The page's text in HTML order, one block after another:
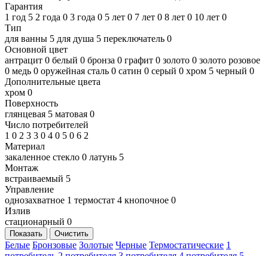
Гарантия
1 год 5 2 года 0 3 года 0 5 лет 0 7 лет 0 8 лет 0 10 лет 0
Тип
для ванны 5 для душа 5 переключатель 0
Основной цвет
антрацит 0 белый 0 бронза 0 графит 0 золото 0 золото розовое
0 медь 0 оружейная сталь 0 сатин 0 серый 0 хром 5 черный 0
Дополнительные цвета
хром 0
Поверхность
глянцевая 5 матовая 0
Число потребителей
1 0 2 3 3 0 4 0 5 0 6 2
Материал
закаленное стекло 0 латунь 5
Монтаж
встраиваемый 5
Управление
однозахватное 1 термостат 4 кнопочное 0
Излив
стационарный 0
Показать Очистить
Белые Бронзовые Золотые Черные Термостатические 1